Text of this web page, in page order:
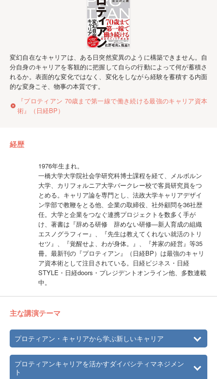
変幻自在なキャリアは、ある日突然変異のように構築できません。自
分自身のキャリアを客観的に把握して自らの行動によって何が蓄積さ
れるか。表面的な変化ではなく、変化をしながら経験を蓄積する内面
的な変身こそ、物事の本質です。
『プロティアン 70歳まで第一線で働き続ける最強のキャリア資本
術』（日経BP）
経歴
1976年生まれ。
一橋大学大学院社会学研究科博士課程を経て、メルボルン
大学、カリフォルニア大学バークレー校で客員研究員をつ
とめる。キャリア論を専門とし、法政大学キャリアデザイ
ン学部で教鞭をとる他、企業の取締役、社外顧問を36社歴
任。大学と企業をつなぐ連携プロジェクトを数多く手が
け、著書は『辞める研修 辞めない研修―新人育成の組織
エスノグラフィー』、『先生は教えてくれない就活のトリ
セツ』、『覚醒せよ、わが身体。』、『丼家の経営』等35
冊。最新刊の『プロティアン』（日経BP）は最強のキャリ
ア資本術として注目されている。日経ビジネス・日経
STYLE・日経doors・プレジデントオンライン他、多数連載
中。
主な講演テーマ
プロティアン・キャリアから学ぶ新しいキャリア
プロティアンキャリアを活かすダイバシティマネジメン
ト